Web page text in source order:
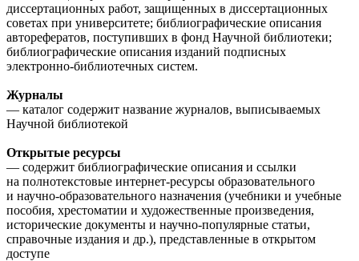
диссертационных работ, защищенных в диссертационных
советах при университете; библиографические описания
авторефератов, поступивших в фонд Научной библиотеки;
библиографические описания изданий подписных
электронно-библиотечных систем.
Журналы
— каталог содержит название журналов, выписываемых
Научной библиотекой
Открытые ресурсы
— содержит библиографические описания и ссылки
на полнотекстовые интернет-ресурсы образовательного
и научно-образовательного назначения (учебники и учебные
пособия, хрестоматии и художественные произведения,
исторические документы и научно-популярные статьи,
справочные издания и др.), представленные в открытом
доступе